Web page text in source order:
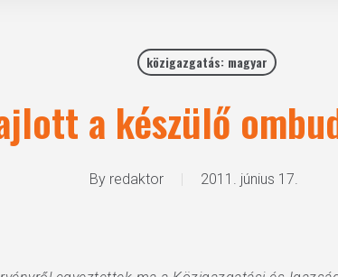
közigazgatás: magyar
a készülő
By redaktor 2011. június 17.